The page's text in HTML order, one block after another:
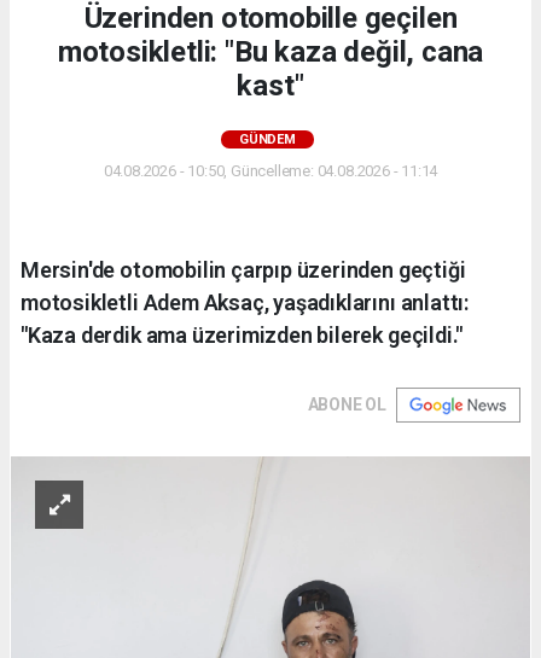
Üzerinden otomobille geçilen
motosikletli: "Bu kaza değil, cana
kast"
GÜNDEM
04.08.2026 - 10:50, Güncelleme: 04.08.2026 - 11:14
Mersin'de otomobilin çarpıp üzerinden geçtiği
motosikletli Adem Aksaç, yaşadıklarını anlattı:
"Kaza derdik ama üzerimizden bilerek geçildi."
ABONE OL